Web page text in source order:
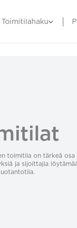
Toimitilahaku
toimitila on tärkeä osa
ja sijoittajia